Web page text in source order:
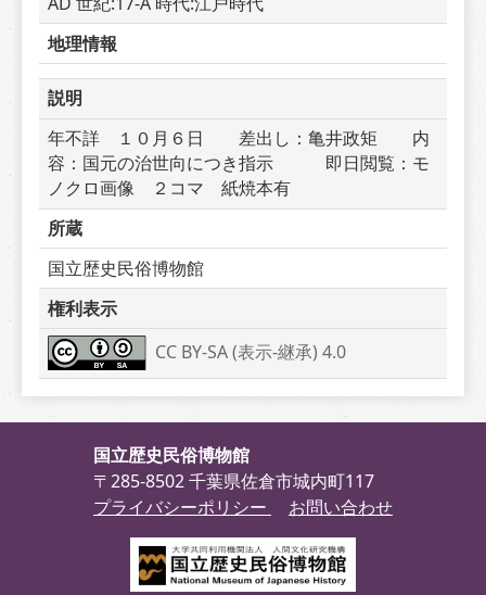
地理情報
説明
年不詳　１０月６日　　差出し：亀井政矩　　内
容：国元の治世向につき指示　　　即日閲覧：モ
ノクロ画像　２コマ　紙焼本有
所蔵
国立歴史民俗博物館
権利表示
CC BY-SA (表示-継承) 4.0
国立歴史民俗博物館
〒285-8502 千葉県佐倉市城内町117
プライバシーポリシー
お問い合わせ